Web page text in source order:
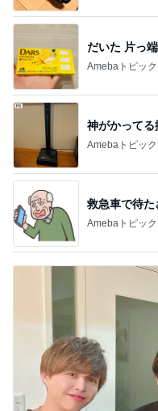
だいた 片っ
Amebaトピック
神がかってる
Amebaトピック
救急車で待
Amebaトピック